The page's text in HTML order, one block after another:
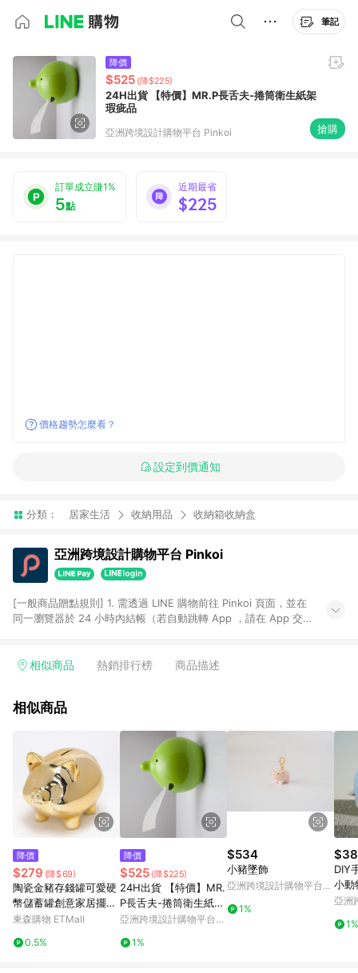
筆記
降價
$525 (降$225)
24H出貨 【特價】MR.P長舌夫-捲筒衛生紙架
瑕疵品
亞洲跨境設計購物平台 Pinkoi 搶購
訂單成立賺1%
5點
近期最省
$225
價格趨勢怎麼看？
設定到價通知
分類： 居家生活 收納用品 收納箱收納盒
亞洲跨境設計購物平台 Pinkoi
[一般商品贈點規則] 1. 需透過 LINE 購物前往 Pinkoi 頁面，並在
同一瀏覽器於 24 小時內結帳（若自動跳轉 App ，請在 App 交
回饋訂單不得享有 Pinkoi 站方優惠，例如首購優惠，P coins，
行為，不具贈點資格，部分退款不在此限。 6. APP 請更新至
貨後 45 天後發送。 8. 群眾募資商品，禮物卡，開館保證金，補
運費，攤位費等不具贈點資格。 9. LINE 購物站上之商品規格、
顏色、價位、贈品如與 Pinkoi 商品資訊頁及購物車不符，以
Pinkoi 購物商品資訊頁及購物車標示為準。 10. 點數紅包使用規
則請以點數紅包活動說明為準。 11. 若於 LINE 購物前往 Pinkoi
頁面後才首次下載 Pinkoi APP 並完成訂單，不符合導購資格；承
上，首次下載 Pinkoi APP 後，需透過 LINE 購物前往 Pinkoi 頁
相似商品 熱銷排行榜 商品描述
相似商品
降價
$279 (降$69)
陶瓷金豬存錢罐可愛硬
幣儲蓄罐創意家居擺設
招財豬擺件一件代發
東森購物 ETMall
0.5%
降價
$525 (降$225)
24H出貨 【特價】MR.
P長舌夫-捲筒衛生紙架
瑕疵品
亞洲跨境設計購物平台
1%
$534
小豬墜飾
亞洲跨境設計購物平台
1%
DIY
小動
可選)
亞洲
1%